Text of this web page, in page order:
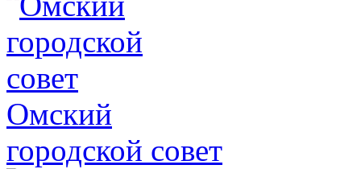
Омский
городской совет